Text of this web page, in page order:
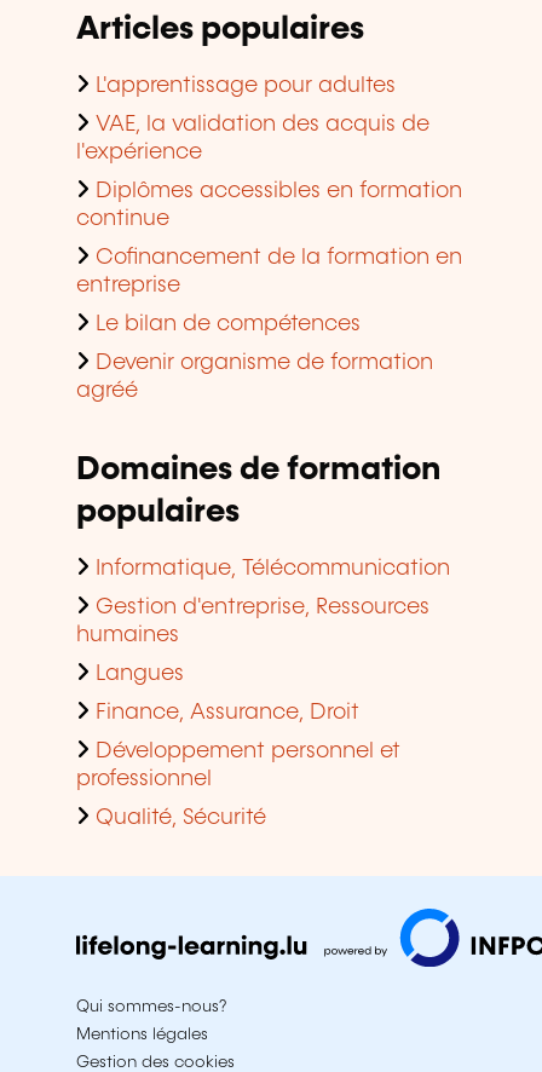
Articles populaires
L'apprentissage pour adultes
VAE, la validation des acquis de
l'expérience
Diplômes accessibles en formation
continue
Cofinancement de la formation en
entreprise
Le bilan de compétences
Devenir organisme de formation
agréé
Domaines de formation
populaires
Informatique, Télécommunication
Gestion d'entreprise, Ressources
humaines
Langues
Finance, Assurance, Droit
Développement personnel et
professionnel
Qualité, Sécurité
Qui sommes-nous?
Mentions légales
Gestion des cookies